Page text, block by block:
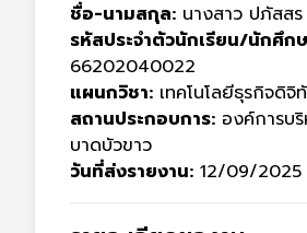
ชื่อ-นามสกุล: นางสาว ปภัสส
รหัสประจำตัวนักเรียน/นักศึก
66202040022
แผนกวิชา: เทคโนโลยีธุรกิจดิจิ
สถานประกอบการ: องค์การบ
บาดบัวขาว
วันที่ส่งรายงาน: 12/09/2025